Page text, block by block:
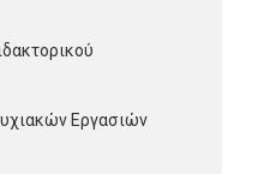
Εργασιών